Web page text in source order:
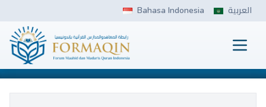
content
Bahasa Indonesia العربية
FORMAQIN